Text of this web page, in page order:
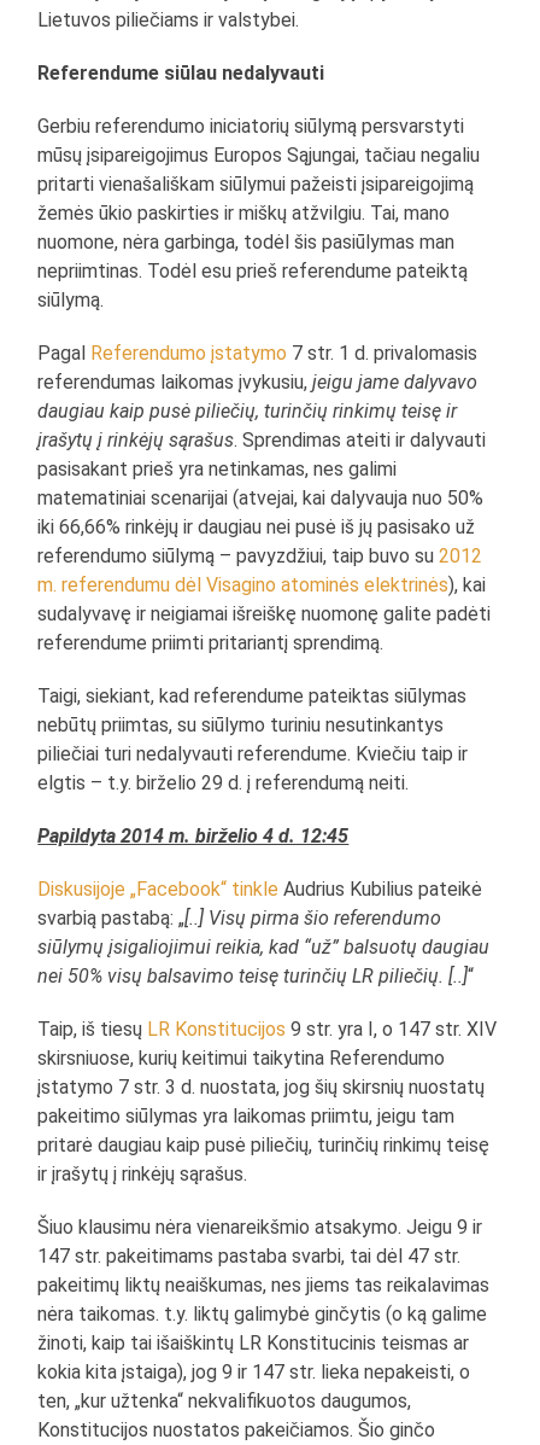
Lietuvos piliečiams ir valstybei.
Referendume siūlau nedalyvauti
Gerbiu referendumo iniciatorių siūlymą persvarstyti
mūsų įsipareigojimus Europos Sąjungai, tačiau negaliu
pritarti vienašališkam siūlymui pažeisti įsipareigojimą
žemės ūkio paskirties ir miškų atžvilgiu. Tai, mano
nuomone, nėra garbinga, todėl šis pasiūlymas man
nepriimtinas. Todėl esu prieš referendume pateiktą
siūlymą.
Pagal Referendumo įstatymo 7 str. 1 d. privalomasis
referendumas laikomas įvykusiu,jeigu jame dalyvavo
daugiau kaip pusė piliečių, turinčių rinkimų teisę ir
įrašytų į rinkėjų sąrašus. Sprendimas ateiti ir dalyvauti
pasisakant prieš yra netinkamas, nes galimi
matematiniai scenarijai (atvejai, kai dalyvauja nuo 50%
iki 66,66% rinkėjų ir daugiau nei pusė iš jų pasisako už
referendumo siūlymą – pavyzdžiui, taip buvo su2012
m. referendumu dėl Visagino atominės elektrinės), kai
sudalyvavę ir neigiamai išreiškę nuomonę galite padėti
referendume priimti pritariantį sprendimą.
Taigi, siekiant, kad referendume pateiktas siūlymas
nebūtų priimtas, su siūlymo turiniu nesutinkantys
piliečiai turi nedalyvauti referendume. Kviečiu taip ir
elgtis – t.y. birželio 29 d. į referendumą neiti.
Papildyta 2014 m. birželio 4 d. 12:45
Diskusijoje „Facebook“ tinkle Audrius Kubilius pateikė
svarbią pastabą: „[..] Visų pirma šio referendumo
siūlymų įsigaliojimui reikia, kad “už” balsuotų daugiau
nei 50% visų balsavimo teisę turinčių LR piliečių. [..]“
Taip, iš tiesų LR Konstitucijos 9 str. yra I, o 147 str. XIV
skirsniuose, kurių keitimui taikytina Referendumo
įstatymo 7 str. 3 d. nuostata, jog šių skirsnių nuostatų
pakeitimo siūlymas yra laikomas priimtu, jeigu tam
pritarė daugiau kaip pusė piliečių, turinčių rinkimų teisę
ir įrašytų į rinkėjų sąrašus.
Šiuo klausimu nėra vienareikšmio atsakymo. Jeigu 9 ir
147 str. pakeitimams pastaba svarbi, tai dėl 47 str.
pakeitimų liktų neaiškumas, nes jiems tas reikalavimas
nėra taikomas. t.y. liktų galimybė ginčytis (o ką galime
žinoti, kaip tai išaiškintų LR Konstitucinis teismas ar
kokia kita įstaiga), jog 9 ir 147 str. lieka nepakeisti, o
ten, „kur užtenka“ nekvalifikuotos daugumos,
Konstitucijos nuostatos pakeičiamos. Šio ginčo